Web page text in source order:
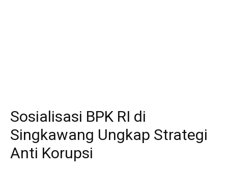
Sosialisasi BPK RI di
Singkawang Ungkap Strategi
Anti Korupsi